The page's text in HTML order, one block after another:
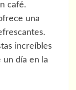
café.
una
increíbles
un día en la